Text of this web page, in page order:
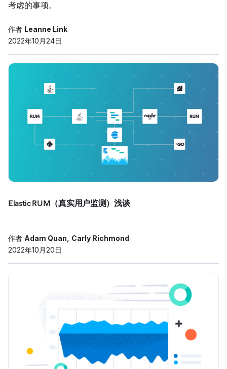
考虑的事项。
作者 Leanne Link
2022年10月24日
Elastic RUM（真实用户监测）浅谈
作者 Adam Quan
Carly Richmond
2022年10月20日